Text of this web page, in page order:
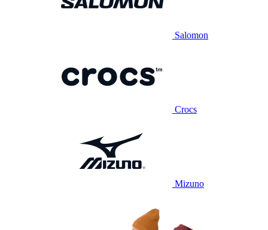
Salomon
Crocs
Mizuno